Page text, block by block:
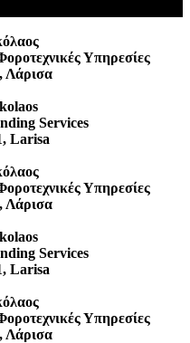
Υπηρεσίες
Λάρισα
Services
Larisa
Υπηρεσίες
Λάρισα
Services
Larisa
Υπηρεσίες
Λάρισα